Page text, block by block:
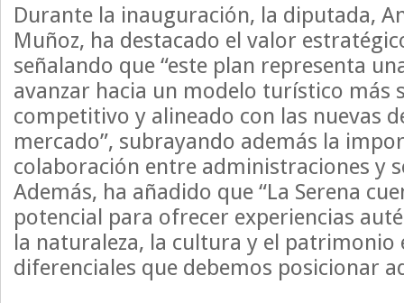
Durante la inauguración, la diputada,
Muñoz, ha destacado el valor
señalando que “este plan representa
avanzar hacia un modelo turístico más
competitivo y alineado con las nuevas
mercado”, subrayando además la
colaboración entre administraciones y
Además, ha añadido que “La Serena
potencial para ofrecer experiencias
la naturaleza, la cultura y el patrimonio
diferenciales que debemos posicionar